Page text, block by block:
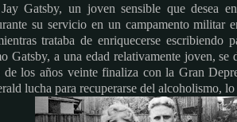
Gatsby, un joven sensible que desea
su servicio en un campamento militar
trataba de enriquecerse escribiendo
Gatsby, a una edad relativamente joven, se
de los años veinte finaliza con la Gran
lucha para recuperarse del alcoholismo,